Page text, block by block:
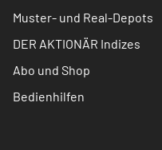
Muster- und Real-Depots
DER AKTIONÄR Indizes
Abo und Shop
Bedienhilfen